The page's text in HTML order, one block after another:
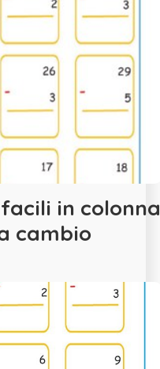
in colonna
cambio